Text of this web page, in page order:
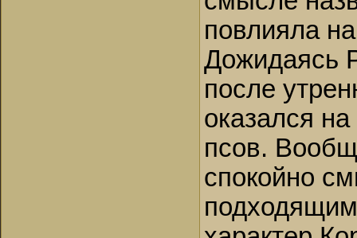
повлияла
Дожидаясь
после
оказался
псов.
спокойно